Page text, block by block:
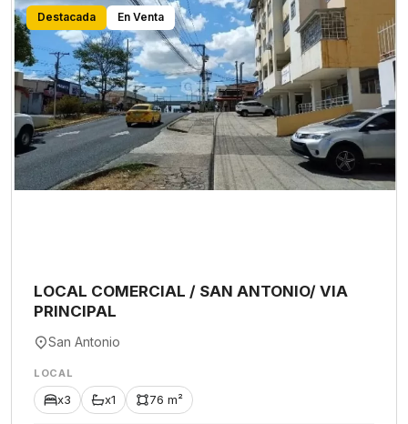
Destacada En Venta
LOCAL COMERCIAL / SAN ANTONIO/ VIA
PRINCIPAL
San Antonio
LOCAL
x3 x1 76 m²